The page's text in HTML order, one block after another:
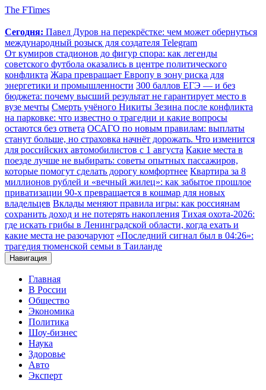
The FTimes
Сегодня: Павел Дуров на перекрёстке: чем может обернуться
международный розыск для создателя Telegram
От кумиров стадионов до фигур спора: как легенды
советского футбола оказались в центре политического
конфликта Жара превращает Европу в зону риска для
энергетики и промышленности 300 баллов ЕГЭ — и без
бюджета: почему высший результат не гарантирует место в
вузе мечты Смерть учёного Никиты Зезина после конфликта
на парковке: что известно о трагедии и какие вопросы
остаются без ответа ОСАГО по новым правилам: выплаты
станут больше, но страховка начнёт дорожать. Что изменится
для российских автомобилистов с 1 августа Какие места в
поезде лучше не выбирать: советы опытных пассажиров,
которые помогут сделать дорогу комфортнее Квартира за 8
миллионов рублей и «вечный жилец»: как забытое прошлое
приватизации 90-х превращается в кошмар для новых
владельцев Вклады меняют правила игры: как россиянам
сохранить доход и не потерять накопления Тихая охота-2026:
где искать грибы в Ленинградской области, когда ехать и
какие места не разочаруют «Последний сигнал был в 04:26»:
трагедия тюменской семьи в Таиланде
Навигация
Главная
В России
Общество
Экономика
Политика
Шоу-бизнес
Наука
Здоровье
Авто
Эксперт